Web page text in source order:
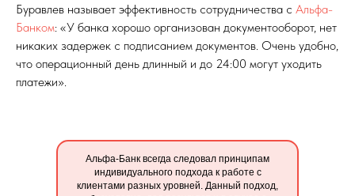
Буравлев называет эффективность сотрудничества с Альфа-
Банком: «У банка хорошо организован документооборот, нет
никаких задержек с подписанием документов. Очень удобно,
что операционный день длинный и до 24:00 могут уходить
платежи».
Альфа-Банк всегда следовал принципам
индивидуального подхода к работе с
клиентами разных уровней. Данный подход,